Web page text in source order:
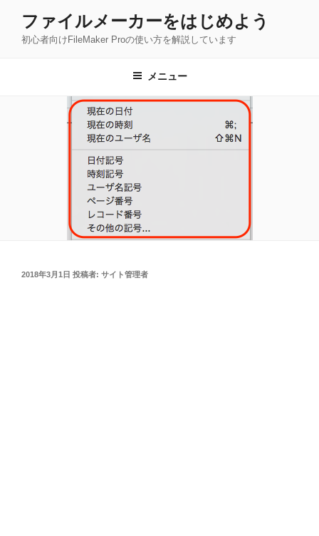
ファイルメーカーをはじめよう
初心者向けFileMaker Proの使い方を解説しています
メニュー
投
2018年3月1日 投稿者: サイト管理者